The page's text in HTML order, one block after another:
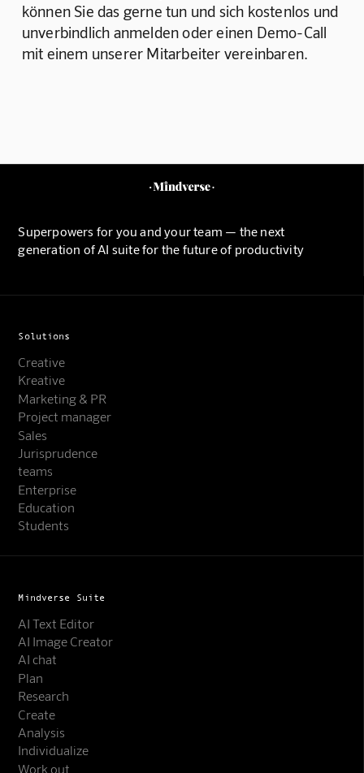
können Sie das gerne tun und sich kostenlos und
unverbindlich anmelden oder einen Demo-Call
mit einem unserer Mitarbeiter vereinbaren.
Superpowers for you and your team — the next
generation of AI suite for the future of productivity
Solutions
Creative
Kreative
Marketing & PR
Project manager
Sales
Jurisprudence
teams
Enterprise
Education
Students
Mindverse Suite
AI Text Editor
AI Image Creator
AI chat
Plan
Research
Create
Analysis
Individualize
Work out